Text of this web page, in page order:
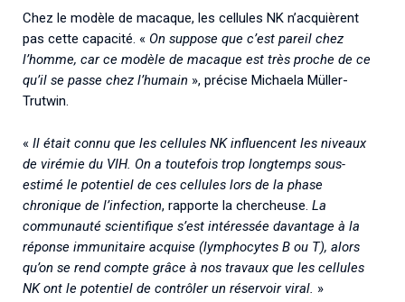
Chez le modèle de macaque, les cellules NK n’acquièrent
pas cette capacité. « On suppose que c’est pareil chez
l’homme, car ce modèle de macaque est très proche de ce
qu’il se passe chez l’humain », précise Michaela Müller-
Trutwin.
« Il était connu que les cellules NK influencent les niveaux
de virémie du VIH. On a toutefois trop longtemps sous-
estimé le potentiel de ces cellules lors de la phase
chronique de l’infection, rapporte la chercheuse. La
communauté scientifique s’est intéressée davantage à la
réponse immunitaire acquise (lymphocytes B ou T), alors
qu’on se rend compte grâce à nos travaux que les cellules
NK ont le potentiel de contrôler un réservoir viral. »